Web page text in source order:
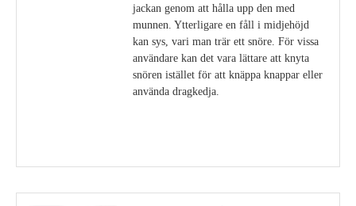
jackan genom att hålla upp den med
munnen. Ytterligare en fåll i midjehöjd
kan sys, vari man trär ett snöre. För vissa
användare kan det vara lättare att knyta
snören istället för att knäppa knappar eller
använda dragkedja.